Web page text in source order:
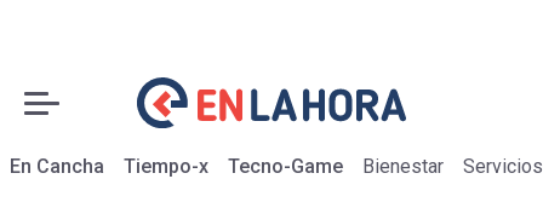
En Cancha Tiempo-x Tecno-Game Bienestar Servicios